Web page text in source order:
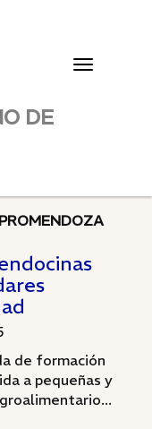
Toggle
DE
PROMENDOZA
de formación
a pequeñas y